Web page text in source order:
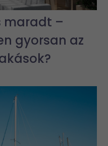
maradt –
gyorsan az